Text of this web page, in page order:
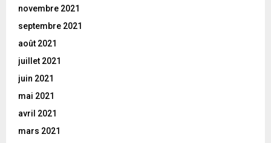
novembre 2021
septembre 2021
août 2021
juillet 2021
juin 2021
mai 2021
avril 2021
mars 2021